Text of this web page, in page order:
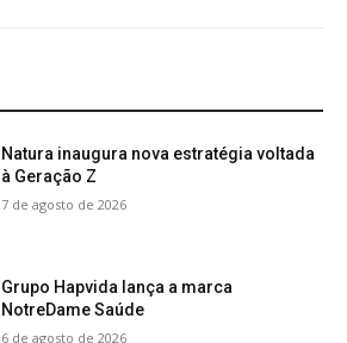
Natura inaugura nova estratégia voltada
à Geração Z
7 de agosto de 2026
Grupo Hapvida lança a marca
NotreDame Saúde
6 de agosto de 2026